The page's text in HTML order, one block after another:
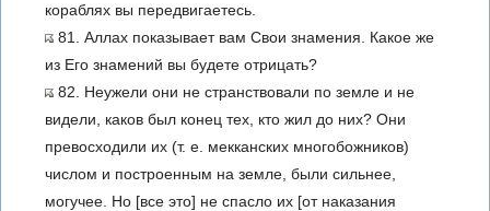
кораблях вы передвигаетесь.
81. Аллах показывает вам Свои знамения. Какое же
из Его знамений вы будете отрицать?
82. Неужели они не странствовали по земле и не
видели, каков был конец тех, кто жил до них? Они
превосходили их (т. е. мекканских многобожников)
числом и построенным на земле, были сильнее,
могучее. Но [все это] не спасло их [от наказания